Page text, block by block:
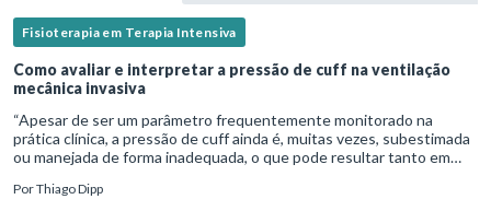
Fisioterapia em Terapia Intensiva
Como avaliar e interpretar a pressão de cuff na ventilação
mecânica invasiva
“Apesar de ser um parâmetro frequentemente monitorado na
prática clínica, a pressão de cuff ainda é, muitas vezes, subestimada
ou manejada de forma inadequada, o que pode resultar tanto em
PorThiago Dipp